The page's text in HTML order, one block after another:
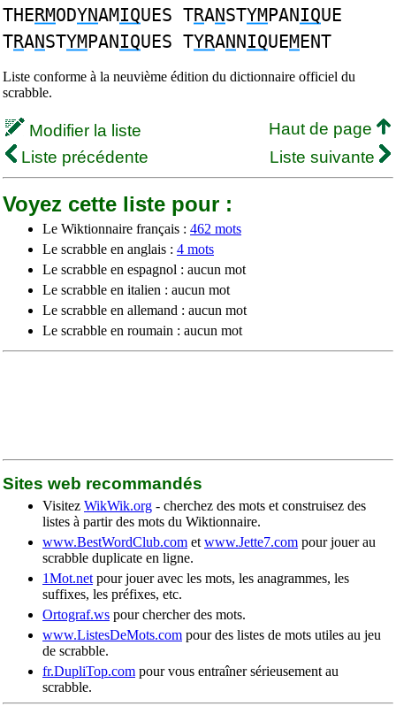
THERMODYNAMIQUES TRANSTYMPANIQUE
TRANSTYMPANIQUES TYRANNIQUEMENT
Liste conforme à la neuvième édition du dictionnaire officiel du
scrabble.
Modifier la liste
Haut de page
Liste précédente
Liste suivante
Voyez cette liste pour :
Le Wiktionnaire français : 462 mots
Le scrabble en anglais : 4 mots
Le scrabble en espagnol : aucun mot
Le scrabble en italien : aucun mot
Le scrabble en allemand : aucun mot
Le scrabble en roumain : aucun mot
Sites web recommandés
Visitez WikWik.org - cherchez des mots et construisez des
listes à partir des mots du Wiktionnaire.
www.BestWordClub.com et www.Jette7.com pour jouer au
scrabble duplicate en ligne.
1Mot.net pour jouer avec les mots, les anagrammes, les
suffixes, les préfixes, etc.
Ortograf.ws pour chercher des mots.
www.ListesDeMots.com pour des listes de mots utiles au jeu
de scrabble.
fr.DupliTop.com pour vous entraîner sérieusement au
scrabble.